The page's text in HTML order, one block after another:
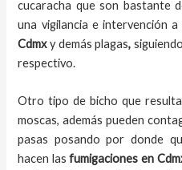
cucaracha que son bastante
una vigilancia e intervención
Cdmx y demás plagas,
respectivo.
Otro tipo de bicho que
moscas, además pueden
pasas posando por donde
hacen las fumigaciones en